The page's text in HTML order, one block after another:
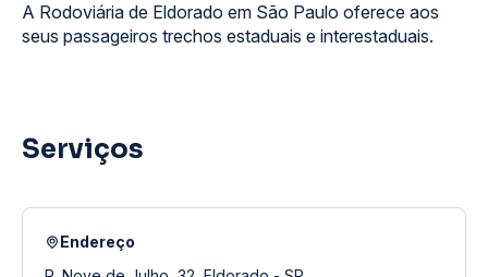
A Rodoviária de Eldorado em São Paulo oferece aos
seus passageiros trechos estaduais e interestaduais.
Serviços
Endereço